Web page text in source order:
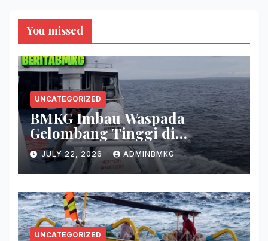
You missed
UNCATEGORIZED
BMKG Imbau Waspada
Gelombang Tinggi di
Perairan Sultra
JULY 22, 2026 ADMINBMKG
UNCATEGORIZED